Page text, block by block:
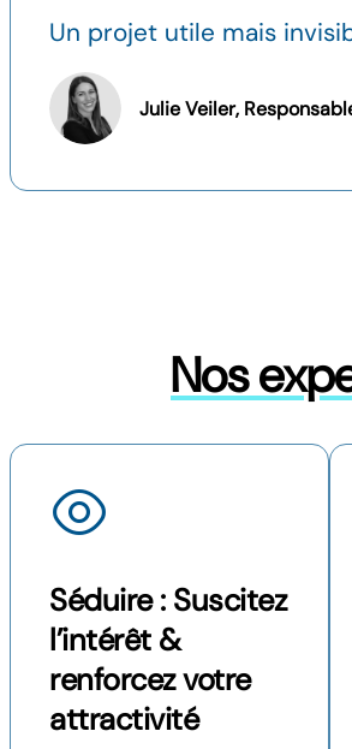
Un projet utile mais
Julie Veiler,
Nos
Séduire : Suscitez
l’intérêt &
renforcez votre
attractivité